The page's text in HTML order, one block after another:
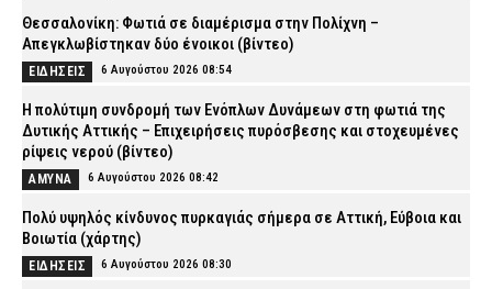
Θεσσαλονίκη: Φωτιά σε διαμέρισμα στην Πολίχνη –
Απεγκλωβίστηκαν δύο ένοικοι (βίντεο)
ΕΙΔΗΣΕΙΣ 6 Αυγούστου 2026 08:54
H πολύτιμη συνδρομή των Ενόπλων Δυνάμεων στη φωτιά της
Δυτικής Αττικής – Επιχειρήσεις πυρόσβεσης και στοχευμένες
ρίψεις νερού (βίντεο)
ΑΜΥΝΑ 6 Αυγούστου 2026 08:42
Πολύ υψηλός κίνδυνος πυρκαγιάς σήμερα σε Αττική, Εύβοια και
Βοιωτία (χάρτης)
ΕΙΔΗΣΕΙΣ 6 Αυγούστου 2026 08:30